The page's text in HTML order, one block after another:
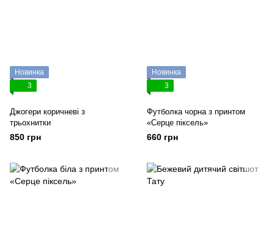
Новинка
3
Джогери коричневі з
трьохнитки
850 грн
Новинка
3
Футболка чорна з принтом
«Серце піксель»
660 грн